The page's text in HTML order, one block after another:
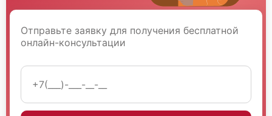
Fujitsu Primergy RX200 S8
Отправьте заявку для получения бесплатной
онлайн-консультации